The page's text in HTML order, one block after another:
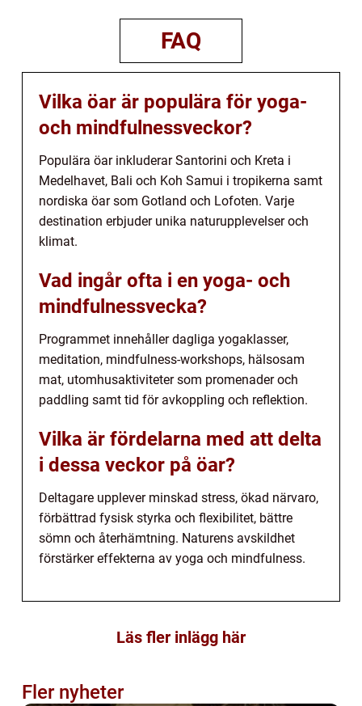
FAQ
Vilka öar är populära för yoga-
och mindfulnessveckor?
Populära öar inkluderar Santorini och Kreta i
Medelhavet, Bali och Koh Samui i tropikerna samt
nordiska öar som Gotland och Lofoten. Varje
destination erbjuder unika naturupplevelser och
klimat.
Vad ingår ofta i en yoga- och
mindfulnessvecka?
Programmet innehåller dagliga yogaklasser,
meditation, mindfulness-workshops, hälsosam
mat, utomhusaktiviteter som promenader och
paddling samt tid för avkoppling och reflektion.
Vilka är fördelarna med att delta
i dessa veckor på öar?
Deltagare upplever minskad stress, ökad närvaro,
förbättrad fysisk styrka och flexibilitet, bättre
sömn och återhämtning. Naturens avskildhet
förstärker effekterna av yoga och mindfulness.
Läs fler inlägg här
Fler nyheter